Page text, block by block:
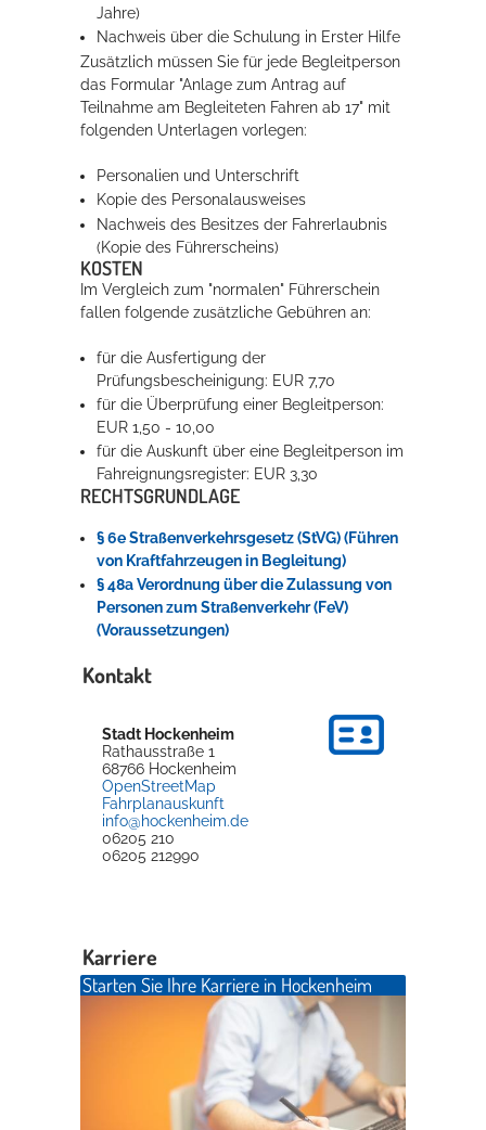
Jahre)
Nachweis über die Schulung in Erster Hilfe
Zusätzlich müssen Sie für jede Begleitperson
das Formular "Anlage zum Antrag auf
Teilnahme am Begleiteten Fahren ab 17" mit
folgenden Unterlagen vorlegen:
Personalien und Unterschrift
Kopie des Personalausweises
Nachweis des Besitzes der Fahrerlaubnis
(Kopie des Führerscheins)
KOSTEN
Im Vergleich zum "normalen" Führerschein
fallen folgende zusätzliche Gebühren an:
für die Ausfertigung der
Prüfungsbescheinigung: EUR 7,70
für die Überprüfung einer Begleitperson:
EUR 1,50 - 10,00
für die Auskunft über eine Begleitperson im
Fahreignungsregister: EUR 3,30
RECHTSGRUNDLAGE
§ 6e Straßenverkehrsgesetz (StVG) (Führen
von Kraftfahrzeugen in Begleitung)
§ 48a Verordnung über die Zulassung von
Personen zum Straßenverkehr (FeV)
(Voraussetzungen)
Kontakt
Stadt Hockenheim
Rathausstraße 1
68766 Hockenheim
OpenStreetMap
Fahrplanauskunft
info@hockenheim.de
06205 210
06205 212990
Karriere
Starten Sie Ihre Karriere in Hockenheim